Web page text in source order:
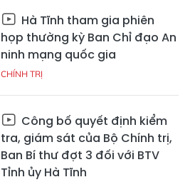
Hà Tĩnh tham gia phiên
họp thường kỳ Ban Chỉ đạo An
ninh mạng quốc gia
CHÍNH TRỊ
Công bố quyết định kiểm
tra, giám sát của Bộ Chính trị,
Ban Bí thư đợt 3 đối với BTV
Tỉnh ủy Hà Tĩnh